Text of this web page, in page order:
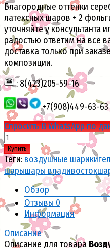
Благородные оттенки
латексных шаров + 2
уточняйте у
радостью ответим на все
доставка только при
композиции.
: 8(423)205-59-16
+7(908)449-63-63
Спросить В WhatsApp по
Купить
Теги: воздушные шарики
шарышары владивосток
Обзор
Отзывы 0
Информация
Описание
Описание для товара